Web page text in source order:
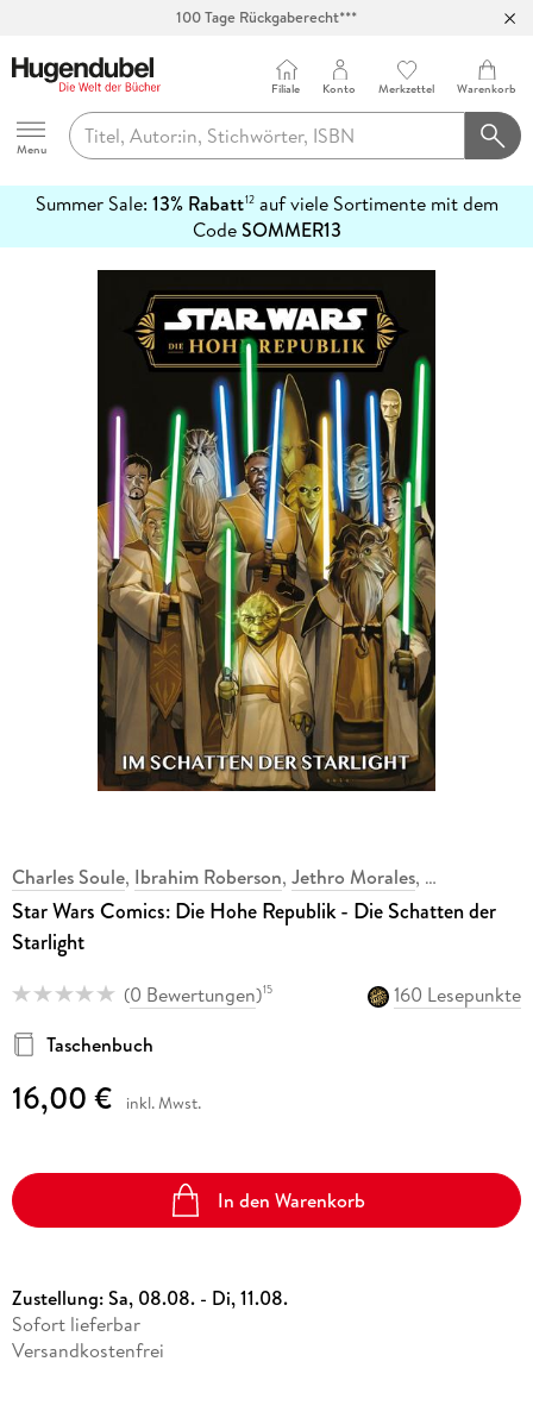
100 Tage Rückgaberecht***
Hugendubel
Menu
Filiale Konto Merkzettel Warenkorb
Summer Sale: 13% Rabatt12auf viele Sortimente mit dem
CodeSOMMER13
erfahren
Charles Soule, Ibrahim Roberson, Jethro Morales,
Star Wars Comics: Die Hohe Republik - Die Schatten der
Starlight
(0 Bewertungen)15
160 Lesepunkte
Taschenbuch
16,00 € inkl. Mwst.
In den Warenkorb
Zustellung:Sa, 08.08. - Di, 11.08.
Sofort lieferbar
Versandkostenfrei